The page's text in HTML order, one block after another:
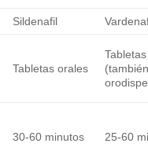
Sildenafil
Tabletas orales
30-60 minutos 25-60